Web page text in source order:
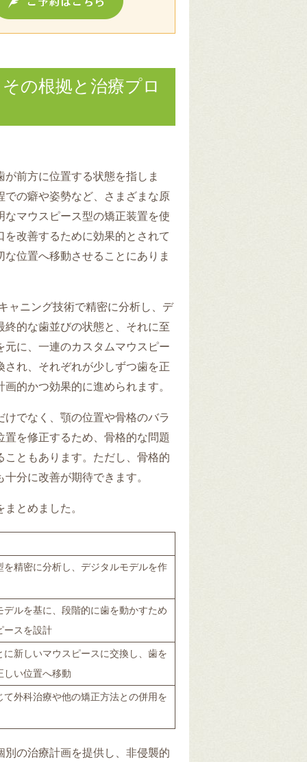
の根拠と治療プロ
前方に位置する状態を指しま
の癖や姿勢など、さまざまな原
マウスピース型の矯正装置を使
改善するために効果的とされて
位置へ移動させることにありま
ャニング技術で精密に分析し、デ
的な歯並びの状態と、それに至
に、一連のカスタムマウスピー
れ、それぞれが少しずつ歯を正
的かつ効果的に進められます。
でなく、顎の位置や骨格のバラ
を修正するため、骨格的な問題
ともあります。ただし、骨格的
分に改善が期待できます。
とめました。
を精密に分析し、デジタルモデルを作
デルを基に、段階的に歯を動かすため
ースを設計
に新しいマウスピースに交換し、歯を
しい位置へ移動
て外科治療や他の矯正方法との併用を
の治療計画を提供し、非侵襲的